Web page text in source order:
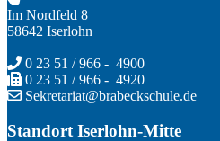
Im Nordfeld 8
58642 Iserlohn
0 23 51 / 966 - 4900
0 23 51 / 966 - 4920
Sekretariat@brabeckschule.de
Standort Iserlohn-Mitte